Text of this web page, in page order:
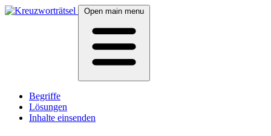
Open main menu
Begriffe
Lösungen
Inhalte einsenden